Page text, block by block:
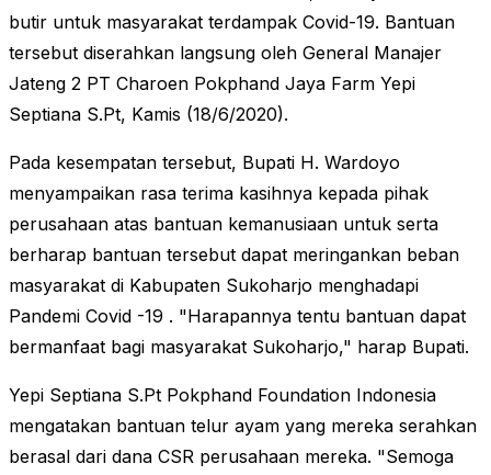
butir untuk masyarakat terdampak Covid-19. Bantuan
tersebut diserahkan langsung oleh General Manajer
Jateng 2 PT Charoen Pokphand Jaya Farm Yepi
Septiana S.Pt, Kamis (18/6/2020).
Pada kesempatan tersebut, Bupati H. Wardoyo
menyampaikan rasa terima kasihnya kepada pihak
perusahaan atas bantuan kemanusiaan untuk serta
berharap bantuan tersebut dapat meringankan beban
masyarakat di Kabupaten Sukoharjo menghadapi
Pandemi Covid -19 . "Harapannya tentu bantuan dapat
bermanfaat bagi masyarakat Sukoharjo," harap Bupati.
Yepi Septiana S.Pt Pokphand Foundation Indonesia
mengatakan bantuan telur ayam yang mereka serahkan
berasal dari dana CSR perusahaan mereka. "Semoga